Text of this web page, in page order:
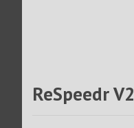
ReSpeedr V2